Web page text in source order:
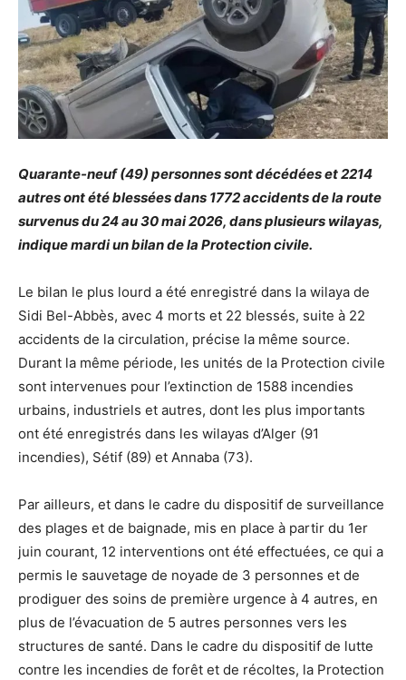
Quarante-neuf (49) personnes sont décédées et 2214
autres ont été blessées dans 1772 accidents de la route
survenus du 24 au 30 mai 2026, dans plusieurs wilayas,
indique mardi un bilan de la Protection civile.
Le bilan le plus lourd a été enregistré dans la wilaya de
Sidi Bel-Abbès, avec 4 morts et 22 blessés, suite à 22
accidents de la circulation, précise la même source.
Durant la même période, les unités de la Protection civile
sont intervenues pour l’extinction de 1588 incendies
urbains, industriels et autres, dont les plus importants
ont été enregistrés dans les wilayas d’Alger (91
incendies), Sétif (89) et Annaba (73).
Par ailleurs, et dans le cadre du dispositif de surveillance
des plages et de baignade, mis en place à partir du 1er
juin courant, 12 interventions ont été effectuées, ce qui a
permis le sauvetage de noyade de 3 personnes et de
prodiguer des soins de première urgence à 4 autres, en
plus de l’évacuation de 5 autres personnes vers les
structures de santé. Dans le cadre du dispositif de lutte
contre les incendies de forêt et de récoltes, la Protection